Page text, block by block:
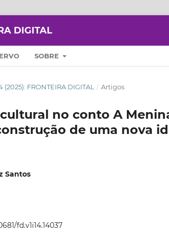
DIGITAL
SOBRE
(2025): FRONTEIRA DIGITAL / Artigos
no conto A
de uma nova
Santos
fd.v1i14.14037